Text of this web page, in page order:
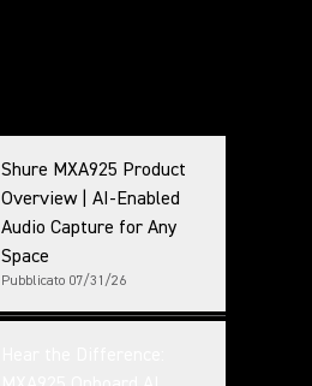
Shure MXA925 Product
Overview | AI-Enabled
Audio Capture for Any
Space
Pubblicato 07/31/26